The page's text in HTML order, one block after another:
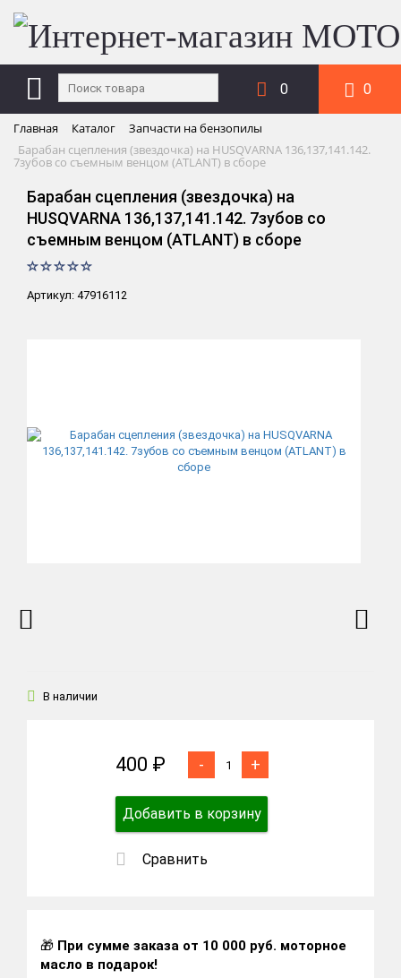
0 0
Главная Каталог
Запчасти на бензопилы
Барабан сцепления (звездочка) на HUSQVARNA 136,137,141.142.
7зубов со съемным венцом (ATLANT) в сборе
Барабан сцепления (звездочка) на
HUSQVARNA 136,137,141.142. 7зубов со
съемным венцом (ATLANT) в сборе
Артикул: 47916112
В наличии
400 ₽ - +
Добавить в корзину
Сравнить
🎁 При сумме заказа от 10 000 руб. моторное
масло в подарок!